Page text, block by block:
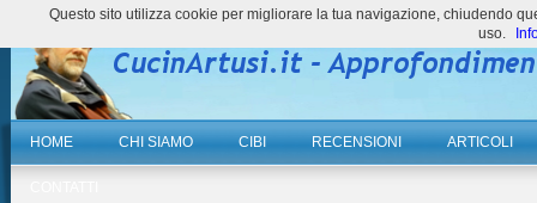
HOME CHI SIAMO CIBI RECENSIONI ARTICOLI
Questo sito utilizza cookie per migliorare la tua navigazione, chiudendo
uso.